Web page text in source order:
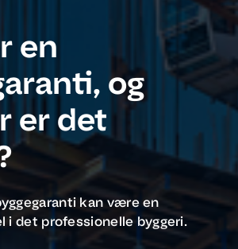
en
og
er det
kan være en
i det professionelle byggeri.